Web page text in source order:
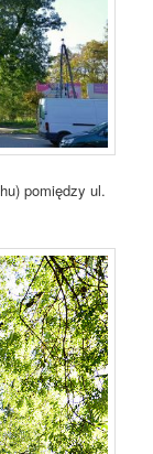
pomiędzy ul.